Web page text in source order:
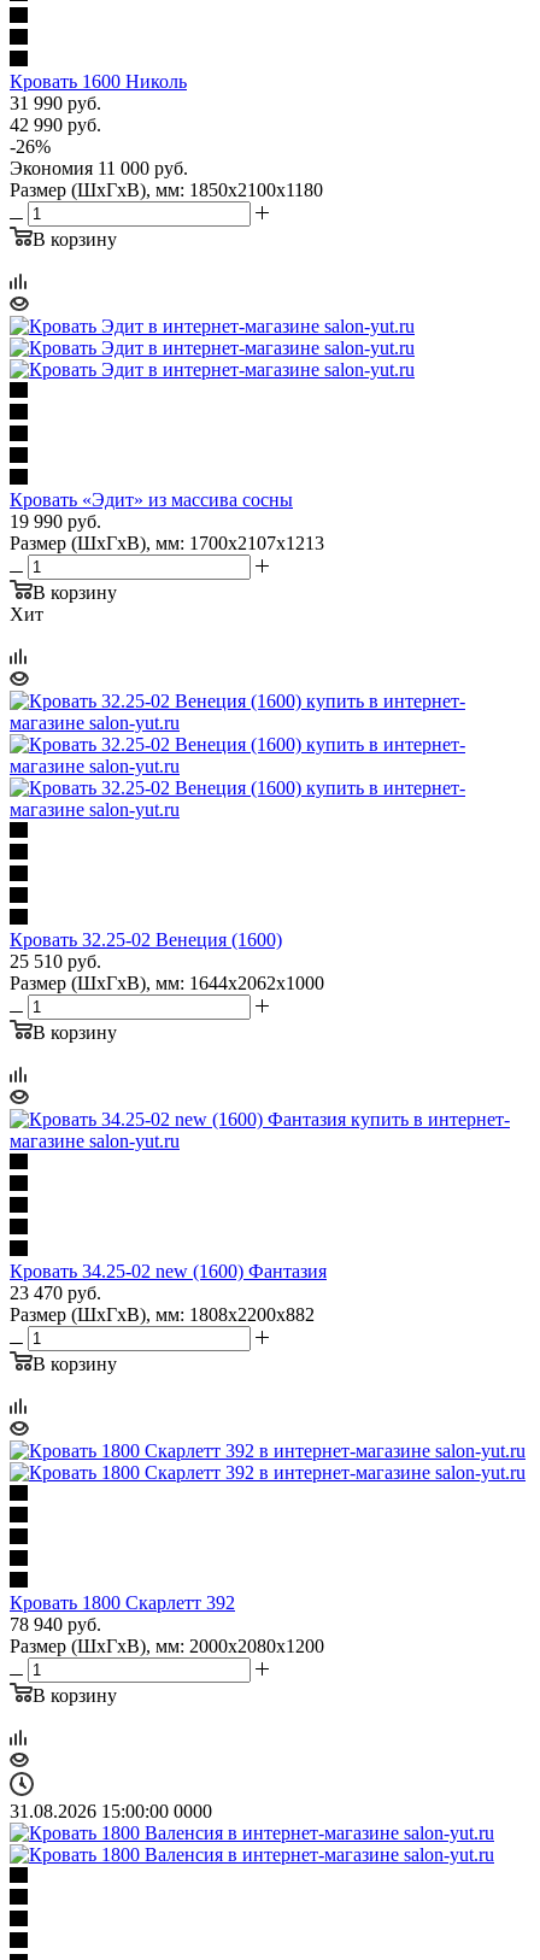
Кровать 1600 Николь
31 990 руб.
42 990 руб.
-26%
Экономия 11 000 руб.
Размер (ШхГхВ), мм: 1850х2100х1180
В корзину
Кровать «Эдит» из массива сосны
19 990 руб.
Размер (ШхГхВ), мм: 1700х2107х1213
В корзину
Хит
Кровать 32.25-02 Венеция (1600)
25 510 руб.
Размер (ШхГхВ), мм: 1644х2062х1000
В корзину
Кровать 34.25-02 new (1600) Фантазия
23 470 руб.
Размер (ШхГхВ), мм: 1808х2200х882
В корзину
Кровать 1800 Скарлетт 392
78 940 руб.
Размер (ШхГхВ), мм: 2000х2080х1200
В корзину
31.08.2026 15:00:00 0000